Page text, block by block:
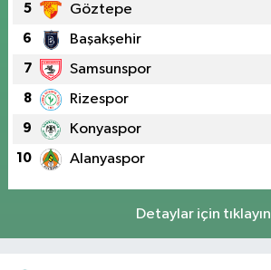
5 Göztepe
6 Başakşehir
7 Samsunspor
8 Rizespor
9 Konyaspor
10 Alanyaspor
Detaylar için tıklayın